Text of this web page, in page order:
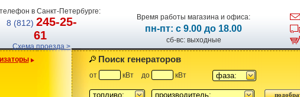
в Санкт-Петербурге:
8 (812) 245-25-
61
Схема проезда >
Время работы магазина и офиса:
пн-пт: с 9.00 до 18.00
сб-вс: выходные
Поиск генераторов
от кВт до кВт фаза:
топливо: производитель: